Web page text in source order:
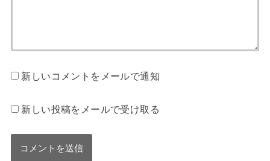
新しいコメントをメールで通知
新しい投稿をメールで受け取る